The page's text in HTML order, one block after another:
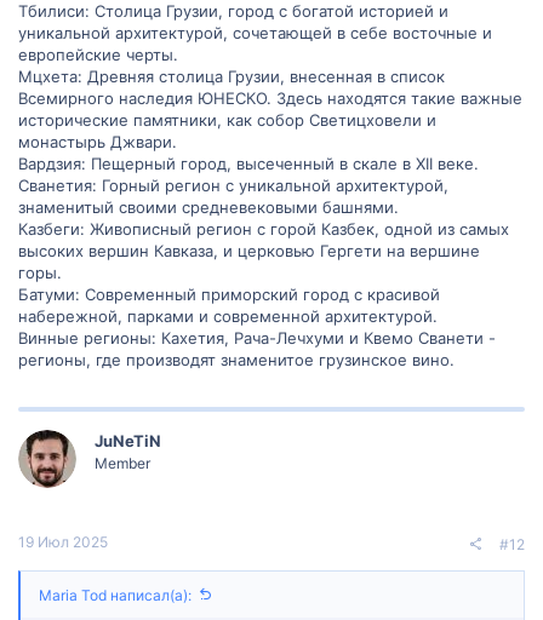
Тбилиси: Столица Грузии, город с богатой историей и
уникальной архитектурой, сочетающей в себе восточные и
европейские черты.
Мцхета: Древняя столица Грузии, внесенная в список
Всемирного наследия ЮНЕСКО. Здесь находятся такие важные
исторические памятники, как собор Светицховели и
монастырь Джвари.
Вардзия: Пещерный город, высеченный в скале в XII веке.
Сванетия: Горный регион с уникальной архитектурой,
знаменитый своими средневековыми башнями.
Казбеги: Живописный регион с горой Казбек, одной из самых
высоких вершин Кавказа, и церковью Гергети на вершине
горы.
Батуми: Современный приморский город с красивой
набережной, парками и современной архитектурой.
Винные регионы: Кахетия, Рача-Лечхуми и Квемо Сванети -
регионы, где производят знаменитое грузинское вино.
JuNeTiN
Member
19 Июл 2025 #12
Maria Tod написал(а):